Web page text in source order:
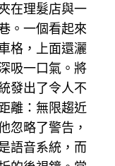
在理髮店與一
。一個看起來
格，上面還灑
吸一口氣。將
發出了令人不
離：無限趨近
忽略了警告，
語音系統，而